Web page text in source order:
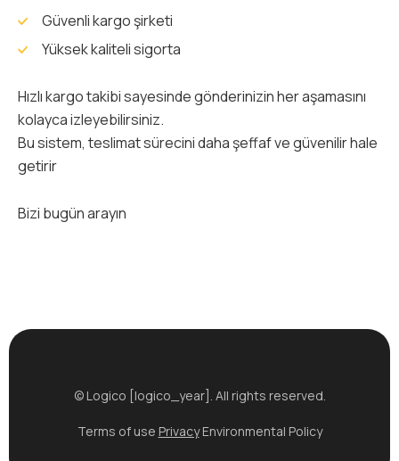
Güvenli kargo şirketi
Yüksek kaliteli sigorta
Hızlı kargo takibi sayesinde gönderinizin her aşamasını
kolayca izleyebilirsiniz.
Bu sistem, teslimat sürecini daha şeffaf ve güvenilir hale
getirir
Bizi bugün arayın
© Logico [logico_year]. All rights reserved.
Terms of use PrivacyEnvironmental Policy